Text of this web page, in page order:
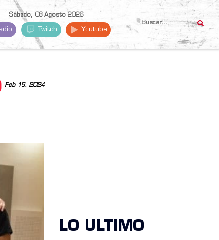
Sábado, 08 Agosto 2026
Twitch Youtube
Feb 16, 2024
LO ULTIMO